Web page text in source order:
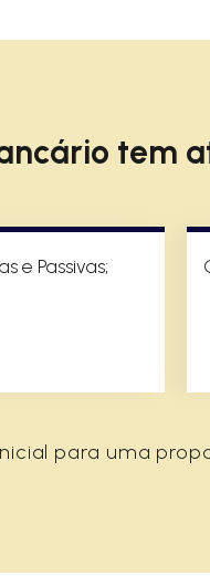
tem
e Passivas;
para uma